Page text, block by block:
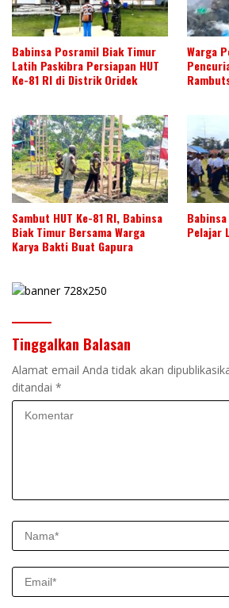
Babinsa Posramil Biak Timur
Latih Paskibra Persiapan HUT
Ke-81 RI di Distrik Oridek
Warga
Sambut HUT Ke-81 RI, Babinsa
Biak Timur Bersama Warga
Karya Bakti Buat Gapura
Pelajar
Tinggalkan Balasan
Alamat email Anda tidak akan
ditandai *